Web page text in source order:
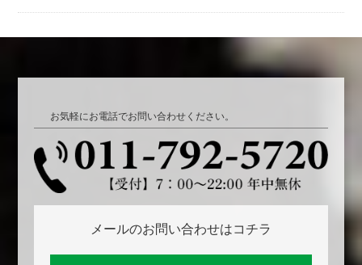
お気軽にお電話でお問い合わせください。
メールのお問い合わせはコチラ